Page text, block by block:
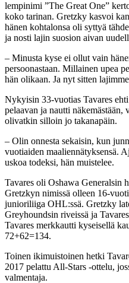
lempinimi ”The Great One”
koko tarinan. Gretzky kasvoi
hänen kohtalonsa oli syttyä
ja nosti lajin suosion aivan
– Minusta kyse ei ollut vain
persoonastaan. Millainen upea
hän olikaan. Ja nyt sitten
Nykyisin 33-vuotias Tavares
pelaavan ja nautti näkemästään,
olivatkin silloin jo takanapäin.
– Olin onnesta sekaisin, kun
vuotiaiden maaliennätyksensä.
uskoa todeksi, hän muistelee.
Tavares oli Oshawa Generalsin
Gretzkyn nimissä olleen 16-
junioriliiga OHL:ssä. Gretzky
Greyhoundsin riveissä ja
Tavares merkkautti kyseisellä
72+62=134.
Toinen ikimuistoinen hetki
2017 pelattu All-Stars -ottelu,
valmentaja.